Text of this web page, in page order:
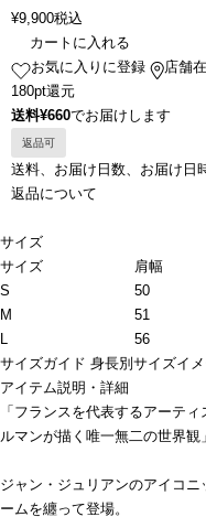
¥9,900税込
カートに入れる
お気に入りに登録
店舗
180pt還元
送料¥660でお届けします
返品可
送料、お届け日数、お届け日
返品について
サイズ
サイズ
肩幅
S
50
M
51
L
56
サイズガイド 身長別サイズイ
アイテム説明・詳細
「フランスを代表するアーテ
ルマンが描く唯一無二の世界観」
ジャン・ジュリアンのアイコ
ームを纏って登場。